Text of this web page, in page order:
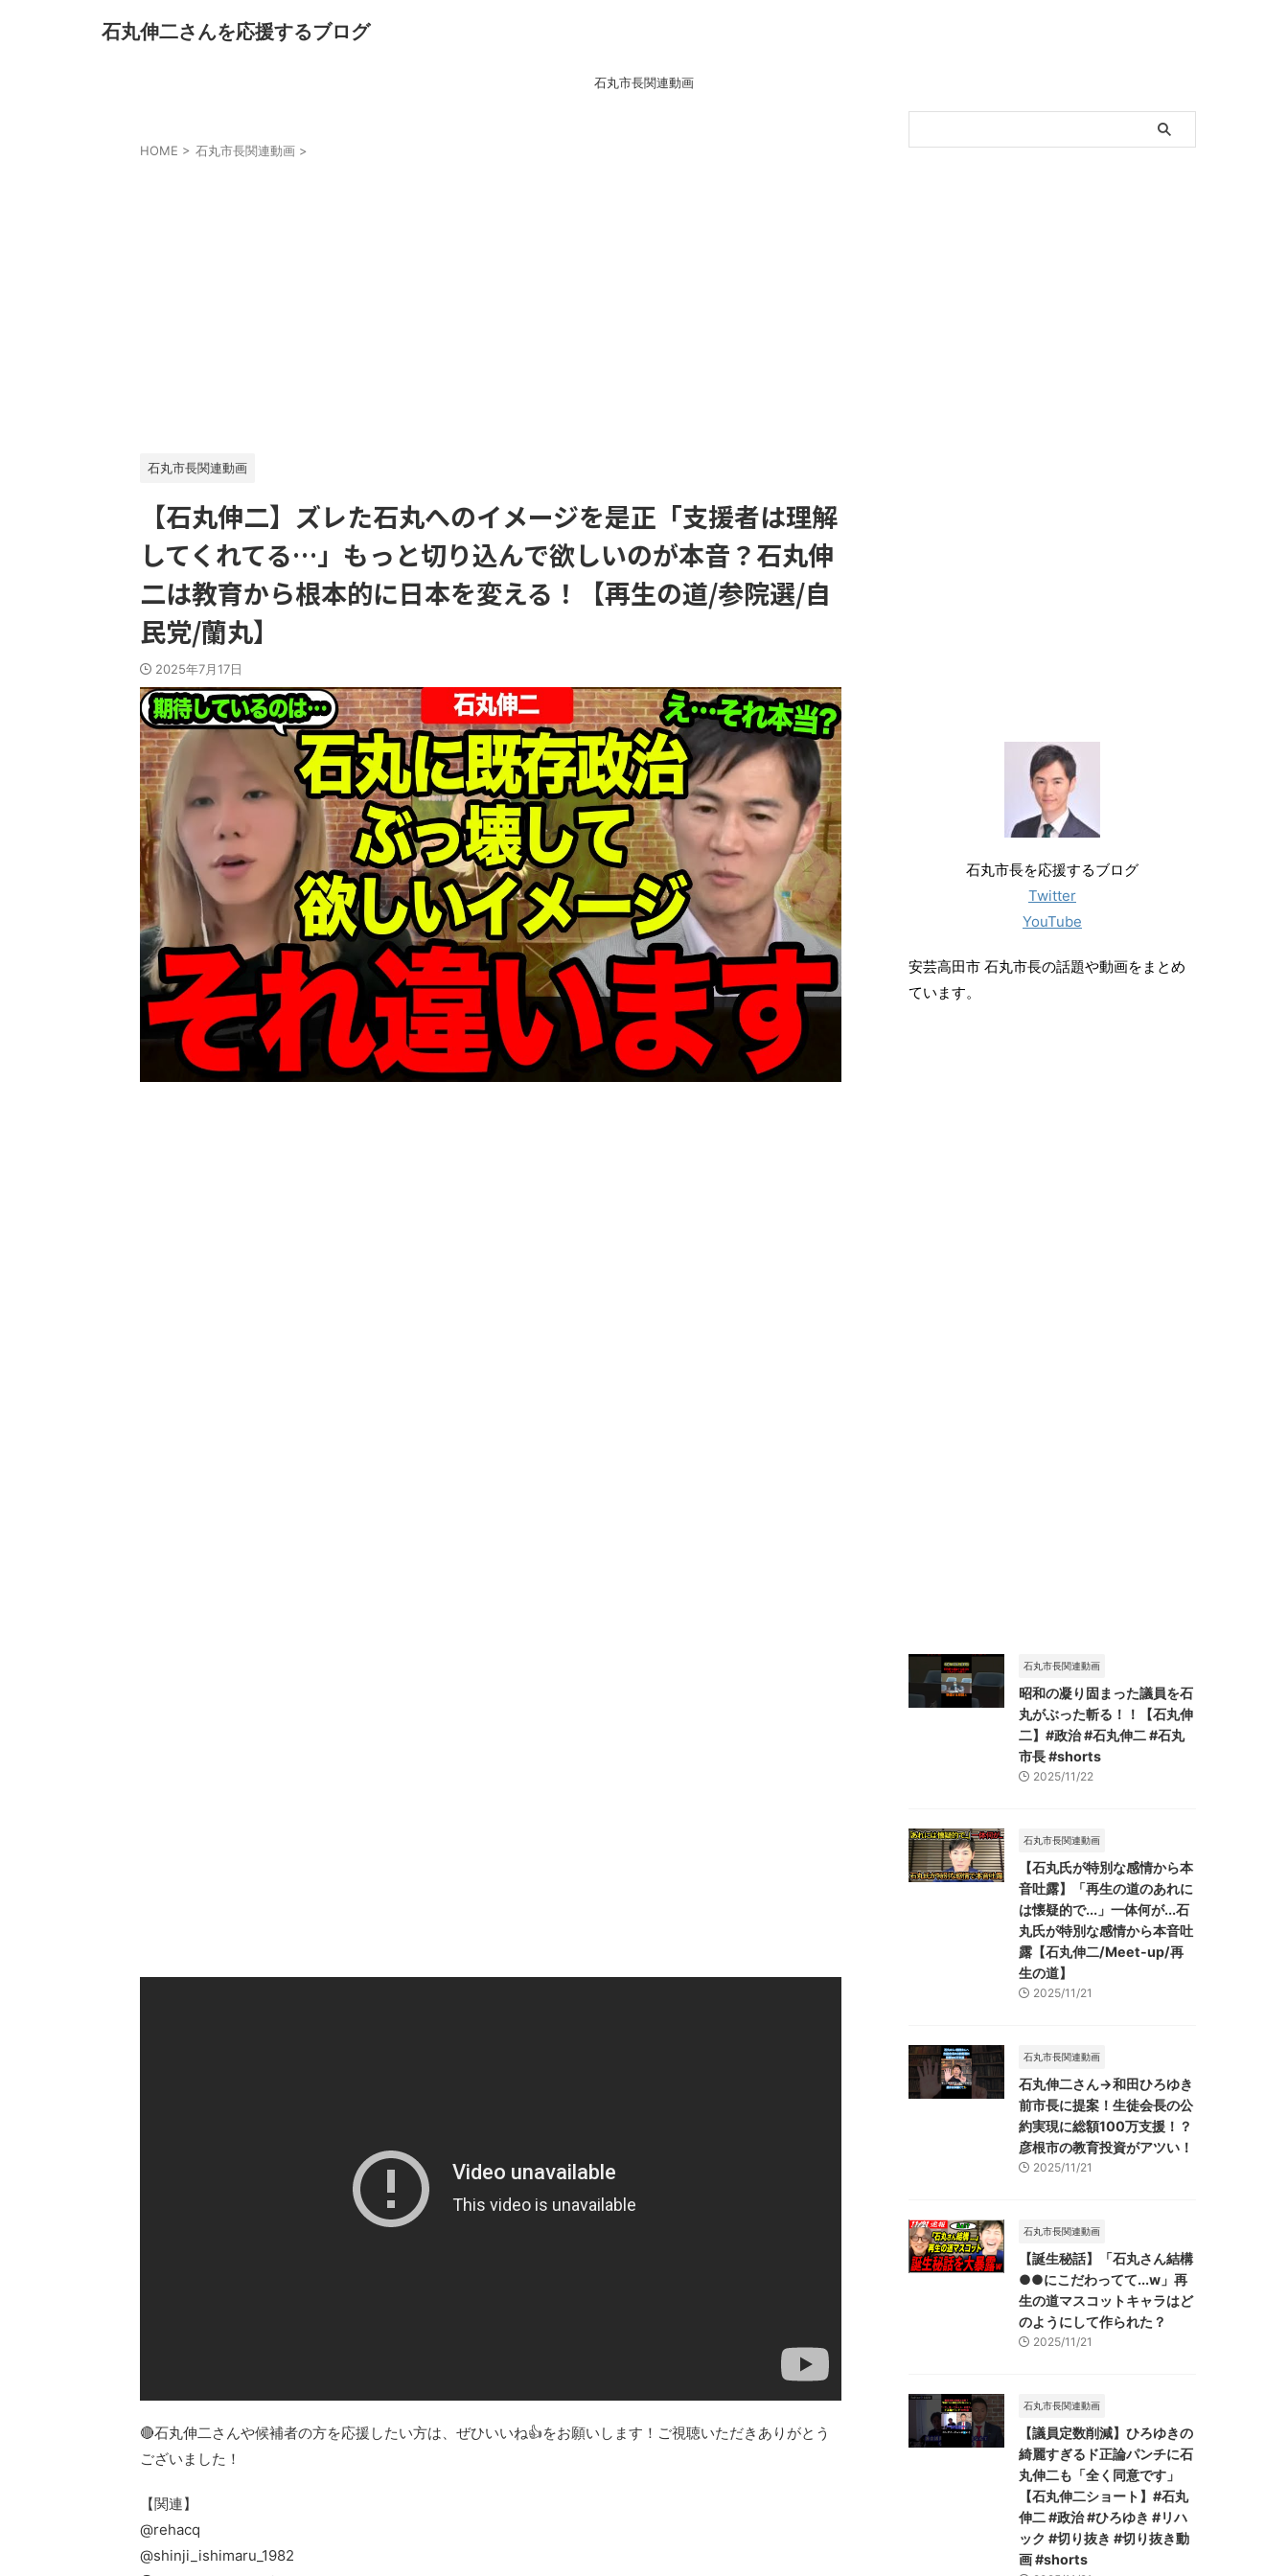
石丸伸二さんを応援するブログ
石丸市長関連動画
HOME > 石丸市長関連動画 >
石丸市長関連動画
【石丸伸二】ズレた石丸へのイメージを是正「支援者は理解
してくれてる…」もっと切り込んで欲しいのが本音？石丸伸
二は教育から根本的に日本を変える！【再生の道/参院選/自
民党/蘭丸】
2025年7月17日
🔴石丸伸二さんや候補者の方を応援したい方は、ぜひいいね👍をお願いします！ご視聴いただきありがとう
ございました！
【関連】
@rehacq
@shinji_ishimaru_1982
石丸市長を応援するブログ
Twitter
YouTube
安芸高田市 石丸市長の話題や動画をまとめ
ています。
石丸市長関連動画
昭和の凝り固まった議員を石
丸がぶった斬る！！【石丸伸
二】#政治 #石丸伸二 #石丸
市長 #shorts
2025/11/22
石丸市長関連動画
【石丸氏が特別な感情から本
音吐露】「再生の道のあれに
は懐疑的で...」一体何が...石
丸氏が特別な感情から本音吐
露【石丸伸二/Meet-up/再
生の道】
2025/11/21
石丸市長関連動画
石丸伸二さん→和田ひろゆき
前市長に提案！生徒会長の公
約実現に総額100万支援！？
彦根市の教育投資がアツい！
2025/11/21
石丸市長関連動画
【誕生秘話】「石丸さん結構
●●にこだわってて...w」再
生の道マスコットキャラはど
のようにして作られた？
2025/11/21
石丸市長関連動画
【議員定数削減】ひろゆきの
綺麗すぎるド正論パンチに石
丸伸二も「全く同意です」
【石丸伸二ショート】#石丸
伸二 #政治 #ひろゆき #リハ
ック #切り抜き #切り抜き動
画 #shorts